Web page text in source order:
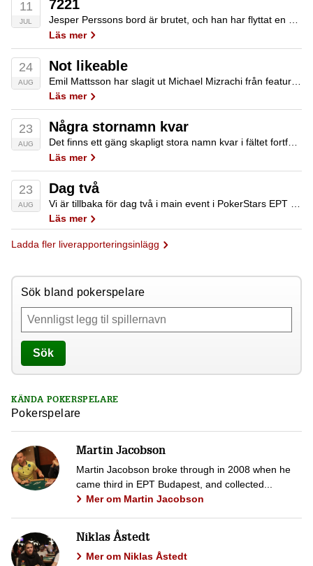
11
JUL
7221
Jesper Perssons bord är brutet, och han har flyttat en bit ner i lokalen. vi har för tillfället inga uppgifter om hans status, men sist vi såg honom hade han en fin stack framför sig. Anton Bertilsson var riktigt illa…
Läs mer
24
AUG
Not likeable
Läs mer
23
AUG
Några stornamn kvar
Det finns ett gäng skapligt stora namn kvar i fältet fortfarande. Bland de som har chans att ta en EPT-titel nästa vecka märks Jean-Robert Bellande, Martin Finger, Scott Seiver, Thor Hansen, Ole Schemion, Dominik Panka, Michael Mizrachi, Dan Shak, Max…
Läs mer
23
AUG
Dag två
Läs mer
Ladda fler liverapporteringsinlägg
Sök bland pokerspelare
Sök
KÄNDA POKERSPELARE
Pokerspelare
Martin Jacobson
Martin Jacobson broke through in 2008 when he
came third in EPT Budapest, and collected...
Mer om Martin Jacobson
Niklas Åstedt
Mer om Niklas Åstedt